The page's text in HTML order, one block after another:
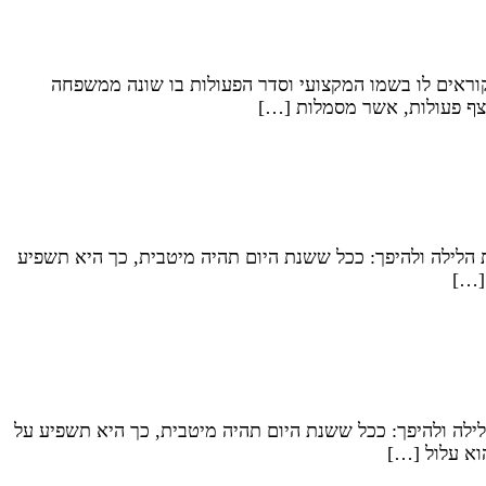
לו בשמו המקצועי וסדר הפעולות בו שונה ממשפחה
פעולות, אשר מסמלות […]
ולהיפך: ככל ששנת היום תהיה מיטבית, כך היא תשפיע
[…]
ולהיפך: ככל ששנת היום תהיה מיטבית, כך היא תשפיע על
עלול […]